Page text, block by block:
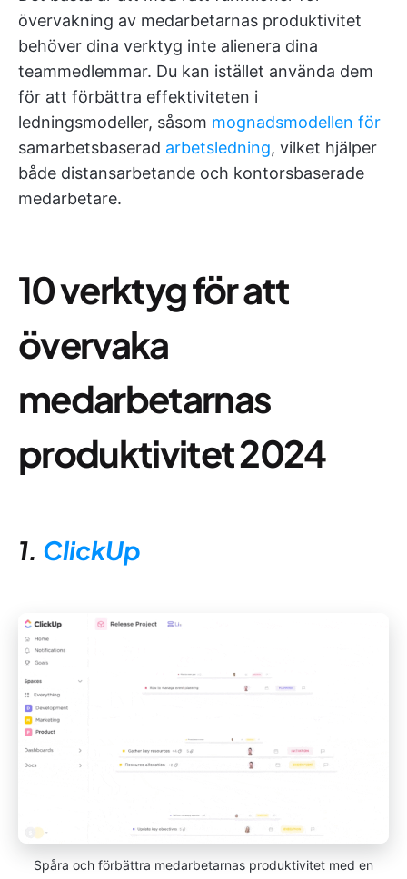
övervakning av medarbetarnas produktivitet
behöver dina verktyg inte alienera dina
teammedlemmar. Du kan istället använda dem
för att förbättra effektiviteten i
ledningsmodeller, såsom mognadsmodellen för
samarbetsbaserad arbetsledning, vilket hjälper
både distansarbetande och kontorsbaserade
medarbetare.
10 verktyg för att
övervaka
medarbetarnas
produktivitet 2024
1. ClickUp
Spåra och förbättra medarbetarnas produktivitet med en